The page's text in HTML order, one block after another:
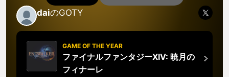
daiのGOTY
GAME OF THE YEAR
ファイナルファンタジーXIV: 暁月の
フィナーレ